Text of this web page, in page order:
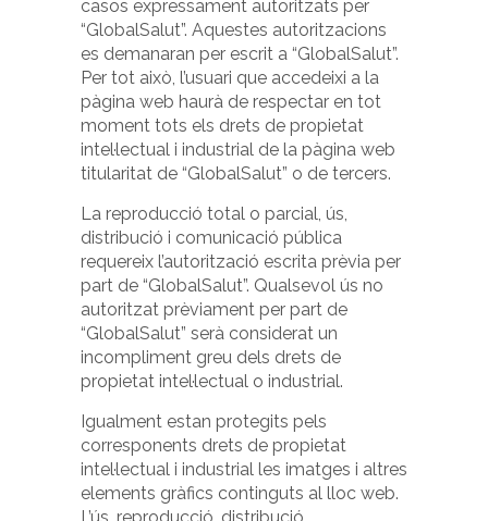
casos expressament autoritzats per
“GlobalSalut”. Aquestes autoritzacions
es demanaran per escrit a “GlobalSalut”.
Per tot això, l’usuari que accedeixi a la
pàgina web haurà de respectar en tot
moment tots els drets de propietat
intel·lectual i industrial de la pàgina web
titularitat de “GlobalSalut” o de tercers.
La reproducció total o parcial, ús,
distribució i comunicació pública
requereix l’autorització escrita prèvia per
part de “GlobalSalut”. Qualsevol ús no
autoritzat prèviament per part de
“GlobalSalut” serà considerat un
incompliment greu dels drets de
propietat intel·lectual o industrial.
Igualment estan protegits pels
corresponents drets de propietat
intel·lectual i industrial les imatges i altres
elements gràfics continguts al lloc web.